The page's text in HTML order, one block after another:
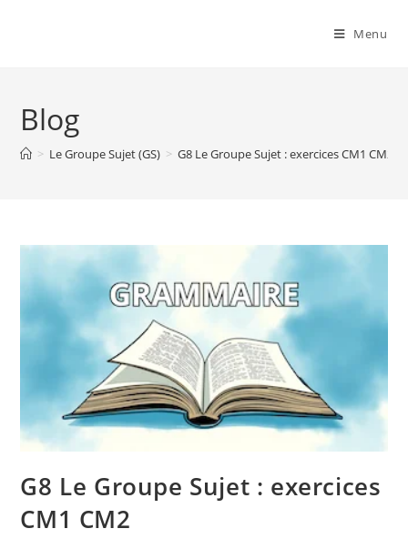
Menu
Blog
> Le Groupe Sujet (GS) > G8 Le Groupe Sujet : exercices CM1 CM2
G8 Le Groupe Sujet : exercices
CM1 CM2